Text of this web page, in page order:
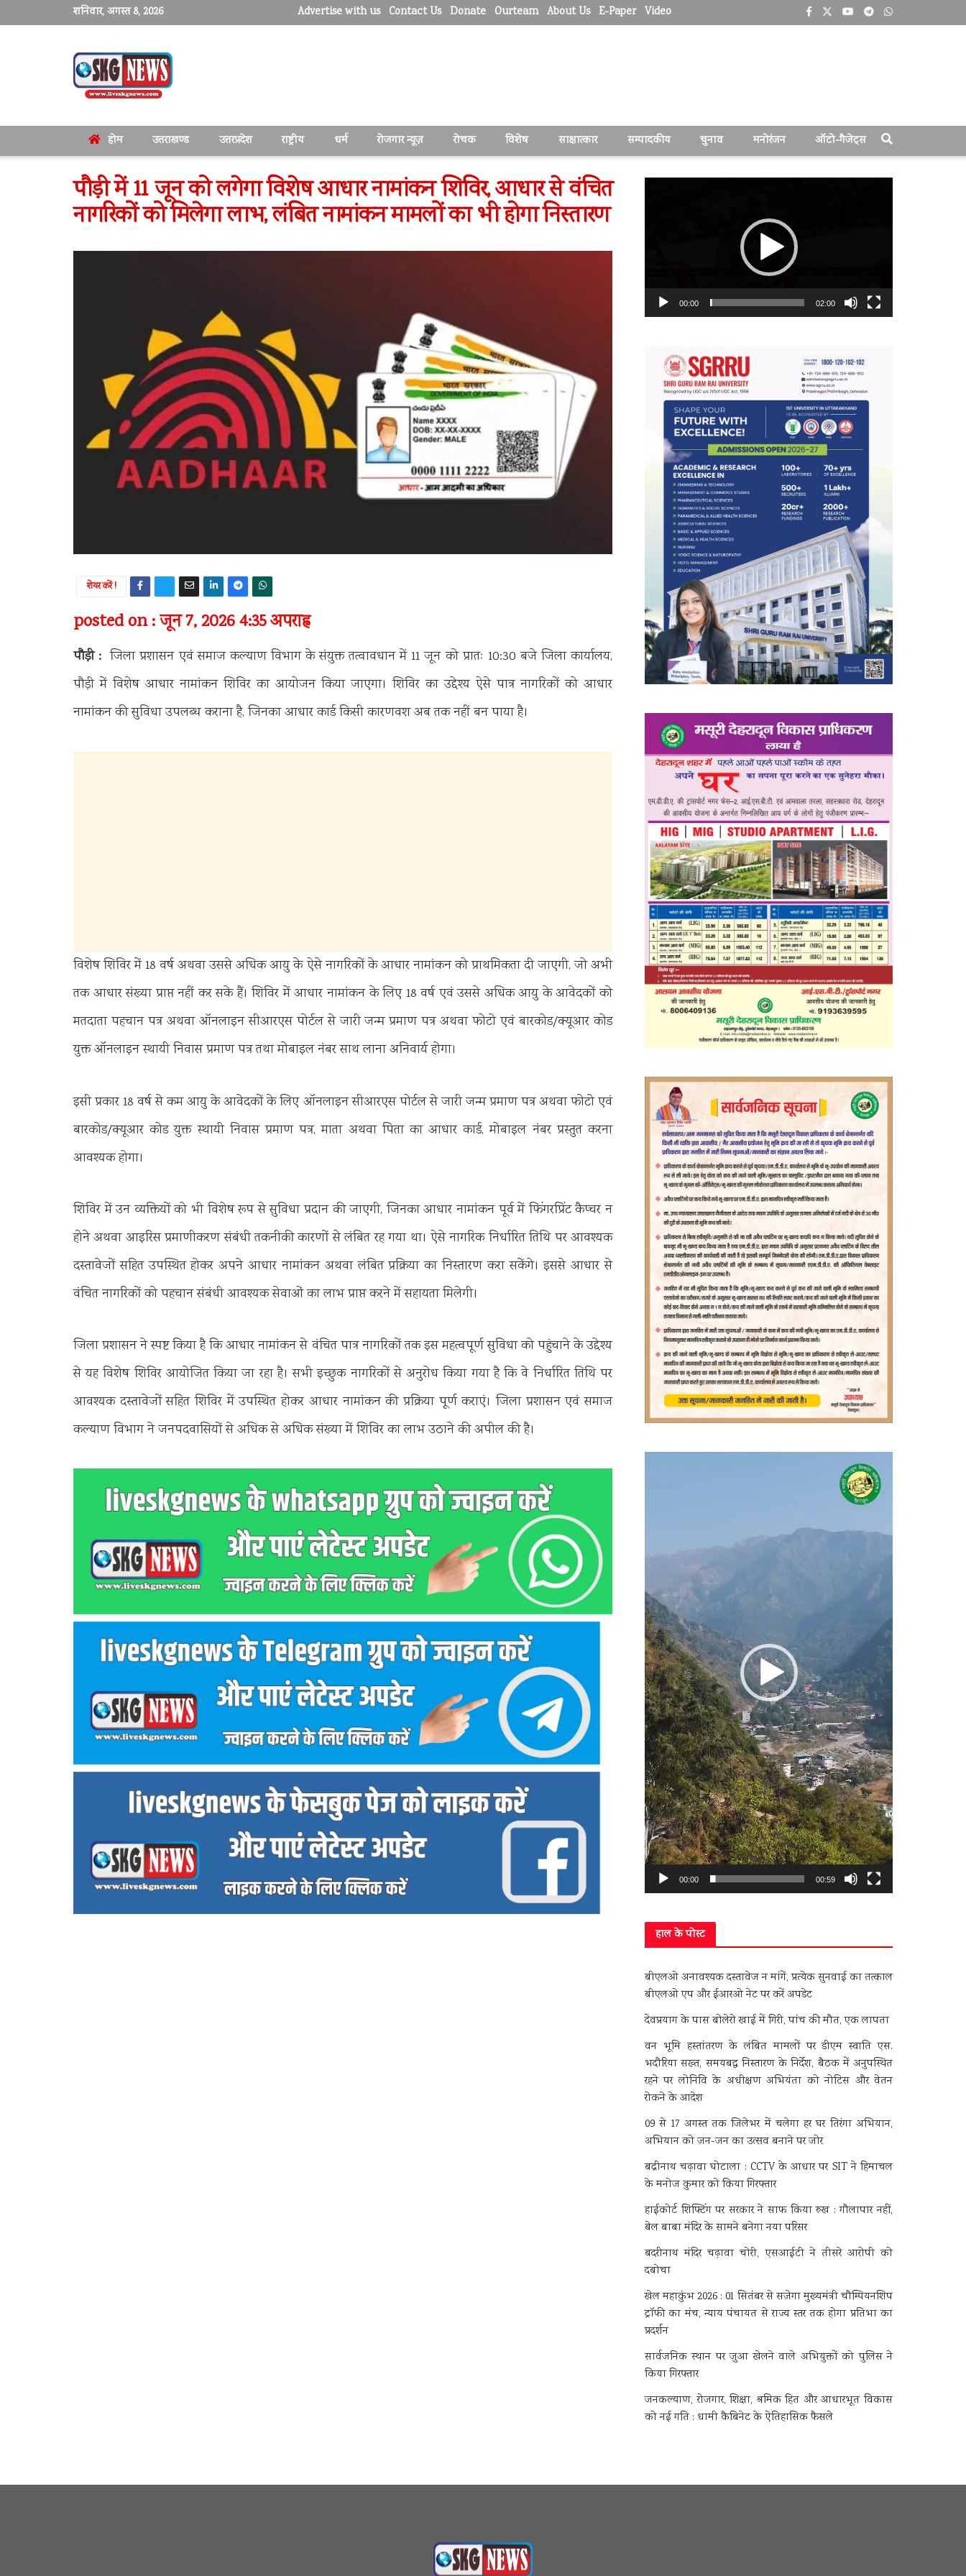
शनिवार, अगस्त 8, 2026 Advertise with us Contact Us Donate Ourteam About Us E-Paper Video
होम उत्तराखण्ड उत्तरप्रदेश राष्ट्रीय धर्म रोजगार न्यूज़ रोचक विशेष साक्षात्कार सम्पादकीय चुनाव मनोरंजन ऑटो-गैजेट्स
पौड़ी में 11 जून को लगेगा विशेष आधार नामांकन शिविर, आधार से वंचित
नागरिकों को मिलेगा लाभ, लंबित नामांकन मामलों का भी होगा निस्तारण
शेयर करें !
posted on : जून 7, 2026 4:35 अपराह्न
पौड़ी : जिला प्रशासन एवं समाज कल्याण विभाग के संयुक्त तत्वावधान में 11 जून को प्रातः 10:30 बजे जिला कार्यालय,
पौड़ी में विशेष आधार नामांकन शिविर का आयोजन किया जाएगा। शिविर का उद्देश्य ऐसे पात्र नागरिकों को आधार
नामांकन की सुविधा उपलब्ध कराना है, जिनका आधार कार्ड किसी कारणवश अब तक नहीं बन पाया है।
विशेष शिविर में 18 वर्ष अथवा उससे अधिक आयु के ऐसे नागरिकों के आधार नामांकन को प्राथमिकता दी जाएगी, जो अभी
तक आधार संख्या प्राप्त नहीं कर सके हैं। शिविर में आधार नामांकन के लिए 18 वर्ष एवं उससे अधिक आयु के आवेदकों को
मतदाता पहचान पत्र अथवा ऑनलाइन सीआरएस पोर्टल से जारी जन्म प्रमाण पत्र अथवा फोटो एवं बारकोड/क्यूआर कोड
युक्त ऑनलाइन स्थायी निवास प्रमाण पत्र तथा मोबाइल नंबर साथ लाना अनिवार्य होगा।
इसी प्रकार 18 वर्ष से कम आयु के आवेदकों के लिए ऑनलाइन सीआरएस पोर्टल से जारी जन्म प्रमाण पत्र अथवा फोटो एवं
बारकोड/क्यूआर कोड युक्त स्थायी निवास प्रमाण पत्र, माता अथवा पिता का आधार कार्ड, मोबाइल नंबर प्रस्तुत करना
आवश्यक होगा।
शिविर में उन व्यक्तियों को भी विशेष रूप से सुविधा प्रदान की जाएगी, जिनका आधार नामांकन पूर्व में फिंगरप्रिंट कैप्चर न
होने अथवा आइरिस प्रमाणीकरण संबंधी तकनीकी कारणों से लंबित रह गया था। ऐसे नागरिक निर्धारित तिथि पर आवश्यक
दस्तावेजों सहित उपस्थित होकर अपने आधार नामांकन अथवा लंबित प्रक्रिया का निस्तारण करा सकेंगे। इससे आधार से
वंचित नागरिकों को पहचान संबंधी आवश्यक सेवाओं का लाभ प्राप्त करने में सहायता मिलेगी।
जिला प्रशासन ने स्पष्ट किया है कि आधार नामांकन से वंचित पात्र नागरिकों तक इस महत्वपूर्ण सुविधा को पहुंचाने के उद्देश्य
से यह विशेष शिविर आयोजित किया जा रहा है। सभी इच्छुक नागरिकों से अनुरोध किया गया है कि वे निर्धारित तिथि पर
आवश्यक दस्तावेजों सहित शिविर में उपस्थित होकर आधार नामांकन की प्रक्रिया पूर्ण कराएं। जिला प्रशासन एवं समाज
कल्याण विभाग ने जनपदवासियों से अधिक से अधिक संख्या में शिविर का लाभ उठाने की अपील की है।
00:00 02:00
00:00 00:59
हाल के पोस्ट
बीएलओ अनावश्यक दस्तावेज न मांगें, प्रत्येक सुनवाई का तत्काल
बीएलओ एप और ईआरओ नेट पर करें अपडेट
देवप्रयाग के पास बोलेरो खाई में गिरी, पांच की मौत, एक लापता
वन भूमि हस्तांतरण के लंबित मामलों पर डीएम स्वाति एस.
भदौरिया सख्त, समयबद्ध निस्तारण के निर्देश, बैठक में अनुपस्थित
रहने पर लोनिवि के अधीक्षण अभियंता को नोटिस और वेतन
रोकने के आदेश
09 से 17 अगस्त तक जिलेभर में चलेगा हर घर तिरंगा अभियान,
अभियान को जन-जन का उत्सव बनाने पर जोर
बद्रीनाथ चढ़ावा घोटाला : CCTV के आधार पर SIT ने हिमाचल
के मनोज कुमार को किया गिरफ्तार
हाईकोर्ट शिफ्टिंग पर सरकार ने साफ किया रुख : गौलापार नहीं,
बेल बाबा मंदिर के सामने बनेगा नया परिसर
बदरीनाथ मंदिर चढ़ावा चोरी, एसआईटी ने तीसरे आरोपी को
दबोचा
खेल महाकुंभ 2026 : 01 सितंबर से सजेगा मुख्यमंत्री चौम्पियनशिप
ट्रॉफी का मंच, न्याय पंचायत से राज्य स्तर तक होगा प्रतिभा का
प्रदर्शन
सार्वजनिक स्थान पर जुआ खेलने वाले अभियुक्तों को पुलिस ने
किया गिरफ्तार
जनकल्याण, रोजगार, शिक्षा, श्रमिक हित और आधारभूत विकास
को नई गति : धामी कैबिनेट के ऐतिहासिक फैसले